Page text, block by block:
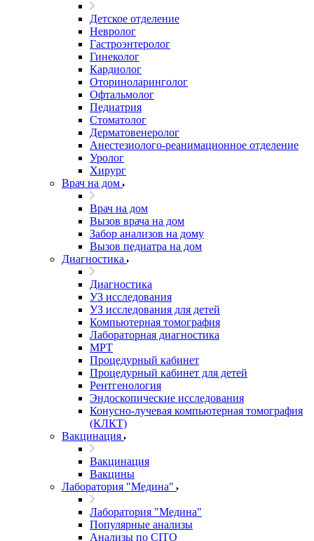
Детское отделение
Невролог
Гастроэнтеролог
Гинеколог
Кардиолог
Оториноларинголог
Офтальмолог
Педиатрия
Стоматолог
Дерматовенеролог
Анестезиолого-реанимационное отделение
Уролог
Хирург
Врач на дом
Врач на дом
Вызов врача на дом
Забор анализов на дому
Вызов педиатра на дом
Диагностика
Диагностика
УЗ исследования
УЗ исследования для детей
Компьютерная томография
Лабораторная диагностика
МРТ
Процедурный кабинет
Процедурный кабинет для детей
Рентгенология
Эндоскопические исследования
Конусно-лучевая компьютерная томография
(КЛКТ)
Вакцинация
Вакцинация
Вакцины
Лаборатория "Медина"
Лаборатория "Медина"
Популярные анализы
Анализы по CITO